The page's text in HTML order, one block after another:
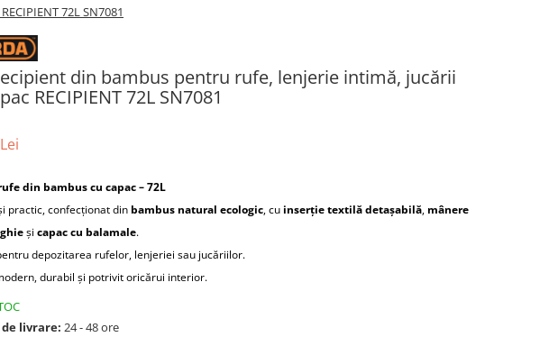
72L SN7081
din bambus pentru rufe, lenjerie intimă, jucării
RECIPIENT 72L SN7081
din bambus cu capac – 72L
practic, confecționat din bambus natural ecologic, cu inserție textilă detașabilă, mânere
și capac cu balamale.
depozitarea rufelor, lenjeriei sau jucăriilor.
durabil și potrivit oricărui interior.
livrare: 24 - 48 ore